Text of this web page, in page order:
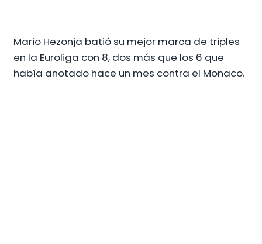
Mario Hezonja batió su mejor marca de triples
en la Euroliga con 8, dos más que los 6 que
había anotado hace un mes contra el Monaco.